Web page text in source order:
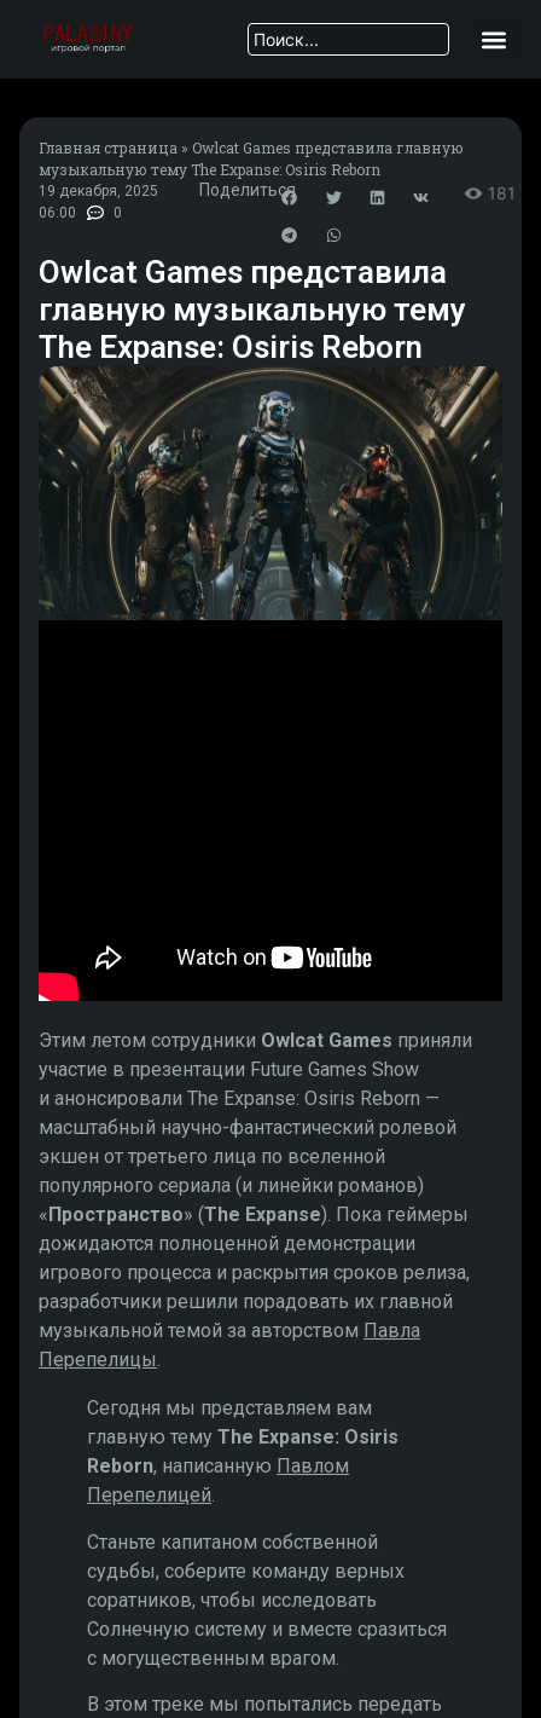
Главная страница » Owlcat Games представила главную
музыкальную тему The Expanse: Osiris Reborn
19 декабря, 2025
06:00
0
Поделиться 181
Owlcat Games представила
главную музыкальную тему
The Expanse: Osiris Reborn
Этим летом сотрудники Owlcat Games приняли
участие в презентации Future Games Show
и анонсировали The Expanse: Osiris Reborn —
масштабный научно-фантастический ролевой
экшен от третьего лица по вселенной
популярного сериала (и линейки романов)
« Пространство» (The Expanse). Пока геймеры
дожидаются полноценной демонстрации
игрового процесса и раскрытия сроков релиза,
разработчики решили порадовать их главной
музыкальной темой за авторством Павла
Перепелицы.
Сегодня мы представляем вам
главную тему The Expanse: Osiris
Reborn, написанную Павлом
Перепелицей.
Станьте капитаном собственной
судьбы, соберите команду верных
соратников, чтобы исследовать
Солнечную систему и вместе сразиться
с могущественным врагом.
В этом треке мы попытались передать